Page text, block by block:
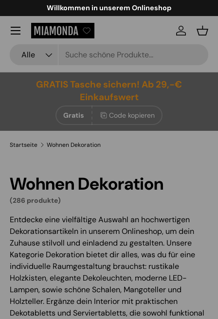
Direkt zum Inhalt
Willkommen in unserem Onlineshop
Alle
Einloggen
Menü
GRATIS Tasche sichern! Ab 29,-€
Einkaufswert
Gratis Code kopieren
Startseite Wohnen Dekoration
Wohnen Dekoration
(286 produkte)
Entdecke eine vielfältige Auswahl an hochwertigen
Dekorationsartikeln in unserem Onlineshop, um dein
Zuhause stilvoll und einladend zu gestalten. Unsere
Kategorie Dekoration bietet dir alles, was du für eine
individuelle Raumgestaltung brauchst: rustikale
Holzkisten, elegante Dekoleuchten, moderne LED-
Lampen, sowie schöne Schalen, Mangoteller und
Holzteller. Ergänze dein Interior mit praktischen
Dekotabletts und Serviertabletts, die sowohl funktional